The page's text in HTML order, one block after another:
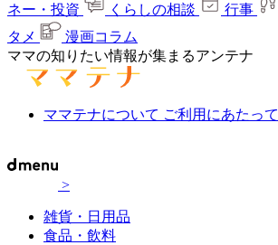
ネー・投資
くらしの相談 行事
タメ
漫画コラム
ママの知りたい情報が集まるアンテナ
ママテナについて ご利用にあたって
>
雑貨・日用品
食品・飲料